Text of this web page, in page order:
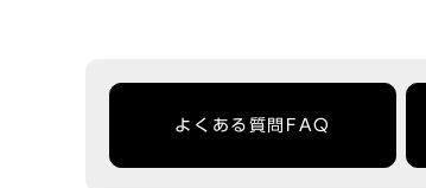
よくある質問FAQ